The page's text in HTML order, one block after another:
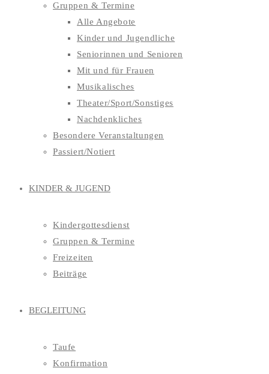
Gruppen & Termine
Alle Angebote
Kinder und Jugendliche
Seniorinnen und Senioren
Mit und für Frauen
Musikalisches
Theater/Sport/Sonstiges
Nachdenkliches
Besondere Veranstaltungen
Passiert/Notiert
KINDER & JUGEND
Kindergottesdienst
Gruppen & Termine
Freizeiten
Beiträge
BEGLEITUNG
Taufe
Konfirmation